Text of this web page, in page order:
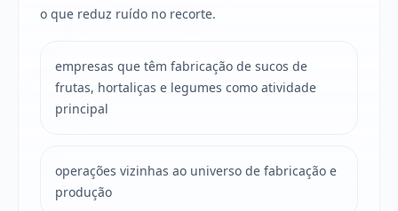
o que reduz ruído no recorte.
empresas que têm fabricação de sucos de
frutas, hortaliças e legumes como atividade
principal
operações vizinhas ao universo de fabricação e
produção